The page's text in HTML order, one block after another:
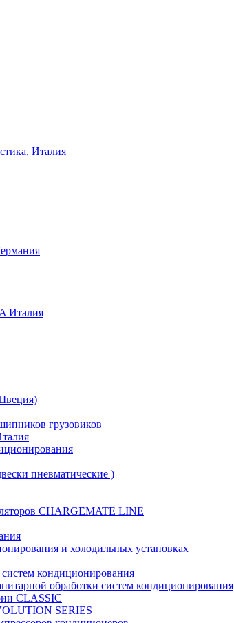
Италия
Италия
грузовиков
пневматические )
CHARGEMATE LINE
и холодильных установках
кондиционирования
обработки систем кондиционирования
CLASSIC
SERIES